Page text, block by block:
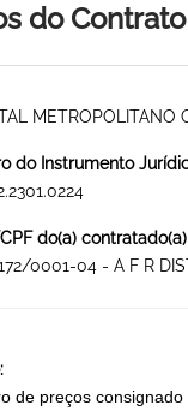
do Contrato
METROPOLITANO
do Instrumento
do(a)
0001-04 - A F R
de preços